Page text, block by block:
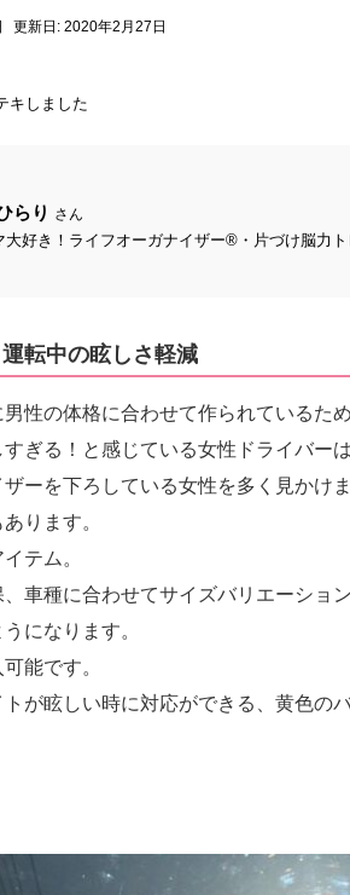
更新日: 2020年2月27日
キしました
らり さん
大好き！ライフオーガナイザー®・片づけ脳力
転中の眩しさ軽減
性の体格に合わせて作られているた
ぎる！と感じている女性ドライバー
ーを下ろしている女性を多く見かけ
ります。
テム。
車種に合わせてサイズバリエーショ
になります。
能です。
が眩しい時に対応ができる、黄色の